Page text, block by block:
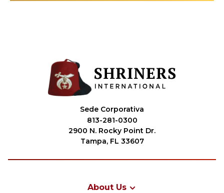
Sede Corporativa
813-281-0300
2900 N. Rocky Point Dr.
Tampa, FL 33607
About Us